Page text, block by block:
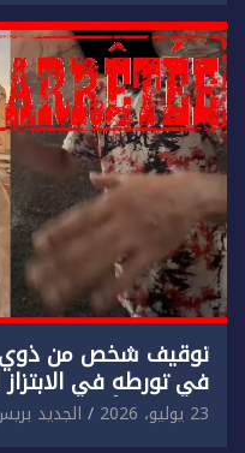
توقيف شخص من ذوي
في تورطه في
حق سائح أجنبي.
23 يوليو، 2026 الجديد